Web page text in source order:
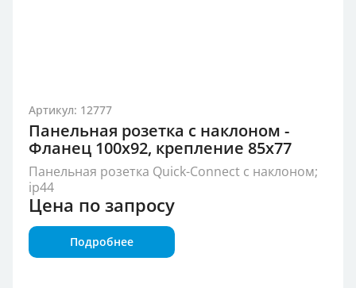
Артикул: 12777
Панельная розетка с наклоном -
Фланец 100x92, крепление 85x77
Панельная розетка Quick-Connect с наклоном;
ip44
Цена по запросу
Подробнее